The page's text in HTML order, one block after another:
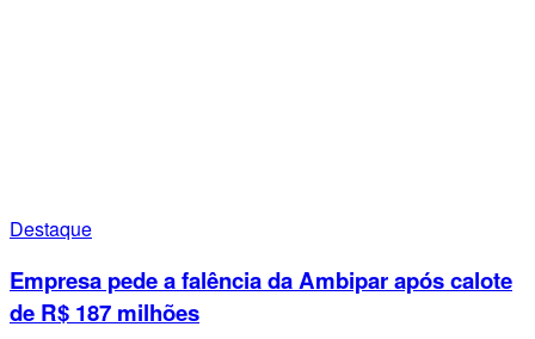
Destaque
Empresa pede a falência da Ambipar após calote
de R$ 187 milhões